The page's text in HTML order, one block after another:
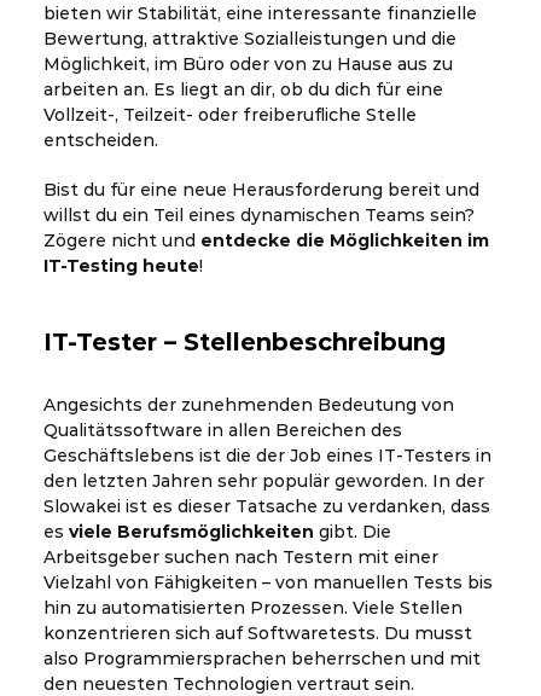
bieten wir Stabilität, eine interessante finanzielle
Bewertung, attraktive Sozialleistungen und die
Möglichkeit, im Büro oder von zu Hause aus zu
arbeiten an. Es liegt an dir, ob du dich für eine
Vollzeit-, Teilzeit- oder freiberufliche Stelle
entscheiden.
Bist du für eine neue Herausforderung bereit und
willst du ein Teil eines dynamischen Teams sein?
Zögere nicht und entdecke die Möglichkeiten im
IT-Testing heute!
IT-Tester – Stellenbeschreibung
Angesichts der zunehmenden Bedeutung von
Qualitätssoftware in allen Bereichen des
Geschäftslebens ist die der Job eines IT-Testers in
den letzten Jahren sehr populär geworden. In der
Slowakei ist es dieser Tatsache zu verdanken, dass
es viele Berufsmöglichkeiten gibt. Die
Arbeitsgeber suchen nach Testern mit einer
Vielzahl von Fähigkeiten – von manuellen Tests bis
hin zu automatisierten Prozessen. Viele Stellen
konzentrieren sich auf Softwaretests. Du musst
also Programmiersprachen beherrschen und mit
den neuesten Technologien vertraut sein.